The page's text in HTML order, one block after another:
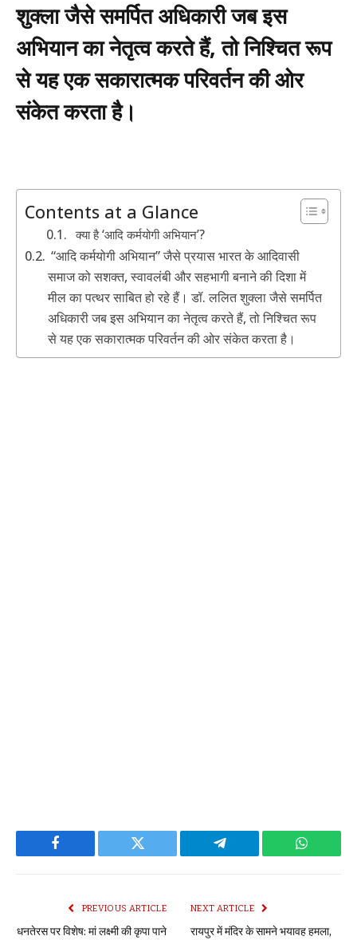
शुक्ला जैसे समर्पित अधिकारी जब इस
अभियान का नेतृत्व करते हैं, तो निश्चित रूप
से यह एक सकारात्मक परिवर्तन की ओर
संकेत करता है।
Contents at a Glance
क्या है ‘आदि कर्मयोगी अभियान’?
“आदि कर्मयोगी अभियान” जैसे प्रयास भारत के आदिवासी
समाज को सशक्त, स्वावलंबी और सहभागी बनाने की दिशा में
मील का पत्थर साबित हो रहे हैं। डॉ. ललित शुक्ला जैसे समर्पित
अधिकारी जब इस अभियान का नेतृत्व करते हैं, तो निश्चित रूप
से यह एक सकारात्मक परिवर्तन की ओर संकेत करता है।
Facebook Twitter Telegram
PREVIOUS ARTICLE
धनतेरस पर विशेष: मां लक्ष्मी की कृपा पाने
NEXT ARTICLE
रायपुर में मंदिर के सामने भयावह हमला,